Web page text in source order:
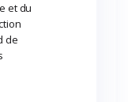
et du
de